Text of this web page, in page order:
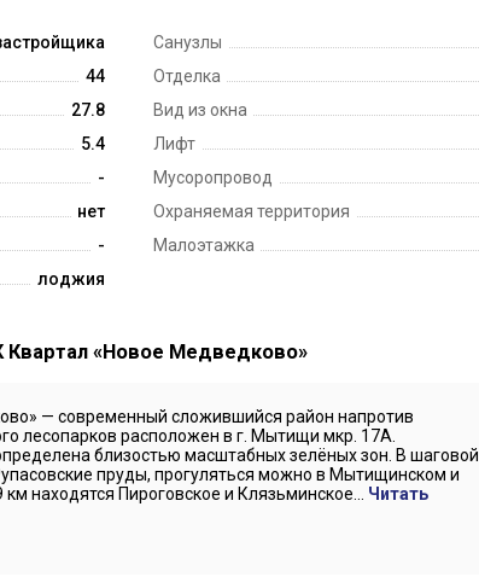
44
27.8
5.4
-
нет
-
лоджия
Санузлы
Отделка
Вид из окна
Лифт
Мусоропровод
Охраняемая территория
Малоэтажка
«Новое Медведково»
— современный сложившийся район напротив
лесопарков расположен в г. Мытищи мкр. 17А.
близостью масштабных зелёных зон. В шаговой
пруды, прогуляться можно в Мытищинском и
находятся Пироговское и Клязьминское... Читать